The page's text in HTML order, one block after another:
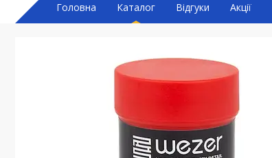
Головна Каталог Відгуки Акції